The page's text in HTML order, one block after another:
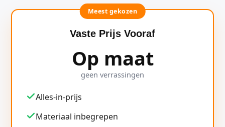
Meest gekozen
Vaste Prijs Vooraf
Op maat
geen verrassingen
Alles-in-prijs
Materiaal inbegrepen